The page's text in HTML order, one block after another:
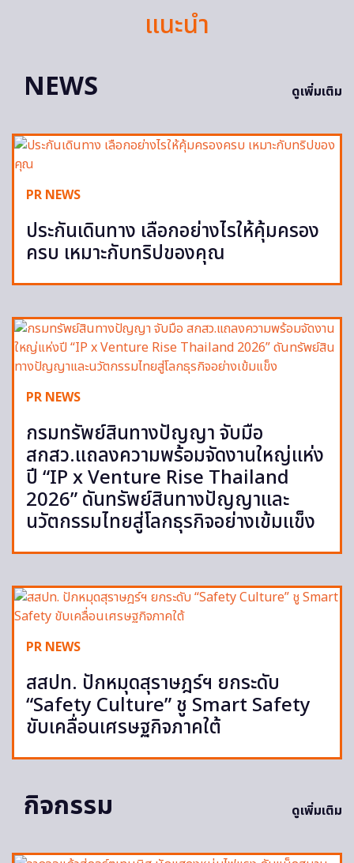
แนะนำ
NEWS
ดูเพิ่มเติม
PR NEWS
ประกันเดินทาง เลือกอย่างไรให้คุ้มครอง
ครบ เหมาะกับทริปของคุณ
PR NEWS
กรมทรัพย์สินทางปัญญา จับมือ
สกสว.แถลงความพร้อมจัดงานใหญ่แห่ง
ปี “IP x Venture Rise Thailand
2026” ดันทรัพย์สินทางปัญญาและ
นวัตกรรมไทยสู่โลกธุรกิจอย่างเข้มแข็ง
PR NEWS
สสปท. ปักหมุดสุราษฎร์ฯ ยกระดับ
“Safety Culture” ชู Smart Safety
ขับเคลื่อนเศรษฐกิจภาคใต้
กิจกรรม ดูเพิ่มเติม